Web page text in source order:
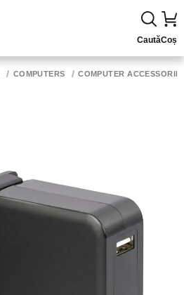
CautăCoș
COMPUTERS COMPUTER